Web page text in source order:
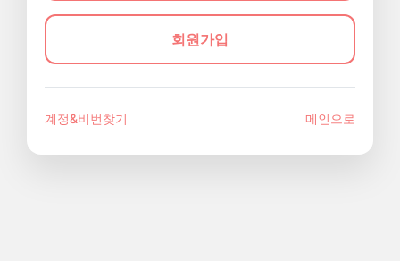
회원가입
계정&비번찾기 메인으로